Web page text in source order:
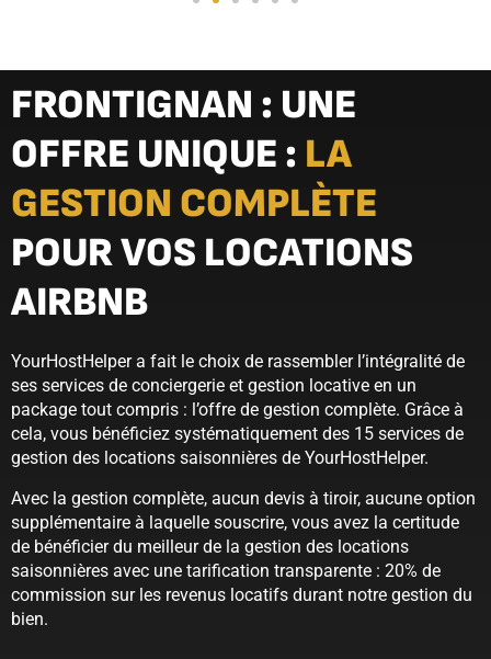
FRONTIGNAN : UNE
OFFRE UNIQUE : LA
GESTION COMPLÈTE
POUR VOS LOCATIONS
AIRBNB
YourHostHelper a fait le choix de rassembler l’intégralité de
ses services de conciergerie et gestion locative en un
package tout compris : l’offre de gestion complète. Grâce à
cela, vous bénéficiez systématiquement des 15 services de
gestion des locations saisonnières de YourHostHelper.
Avec la gestion complète, aucun devis à tiroir, aucune option
supplémentaire à laquelle souscrire, vous avez la certitude
de bénéficier du meilleur de la gestion des locations
saisonnières avec une tarification transparente : 20% de
commission sur les revenus locatifs durant notre gestion du
bien.